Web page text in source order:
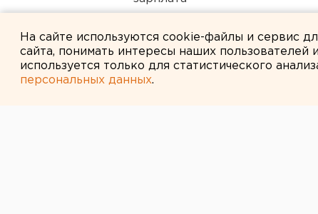
На сайте используются cookie-файлы и сервис
сайта, понимать интересы наших
используется только для статистического
персональных данных.